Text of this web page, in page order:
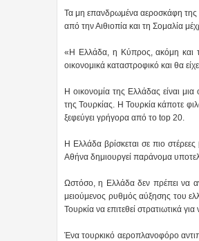
Τα μη επανδρωμένα αεροσκάφη της
από την Αιθιοπία και τη Σομαλία
«Η Ελλάδα, η Κύπρος, ακόμη και
οικονομικά καταστροφικό και θα
Η οικονομία της Ελλάδας είναι
της Τουρκίας. Η Τουρκία κάποτε
ξεφεύγει γρήγορα από το top 20.
Η Ελλάδα βρίσκεται σε πιο
Αθήνα δημιουργεί παράνομα
Ωστόσο, η Ελλάδα δεν πρέπει να
μειούμενος ρυθμός αύξησης του
Τουρκία να επιτεθεί στρατιωτικά
Ένα τουρκικό αεροπλανοφόρο